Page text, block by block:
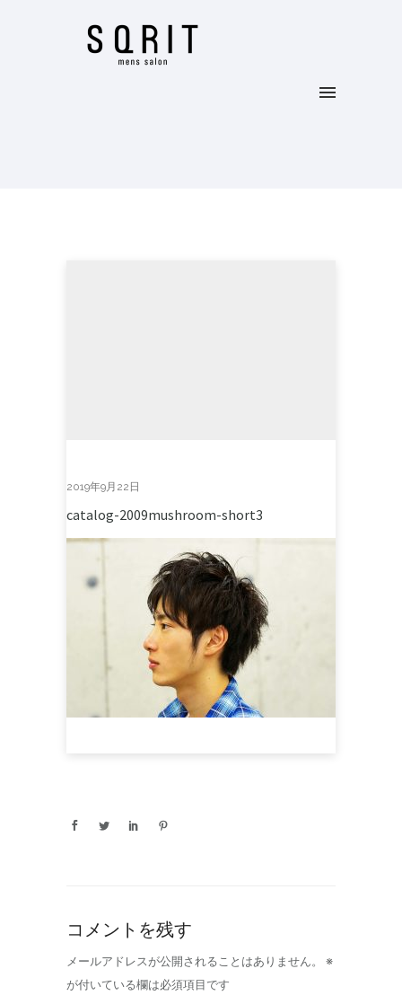
2019年9月22日
catalog-2009mushroom-short3
コメントを残す
メールアドレスが公開されることはありません。
※
が付いている欄は必須項目です